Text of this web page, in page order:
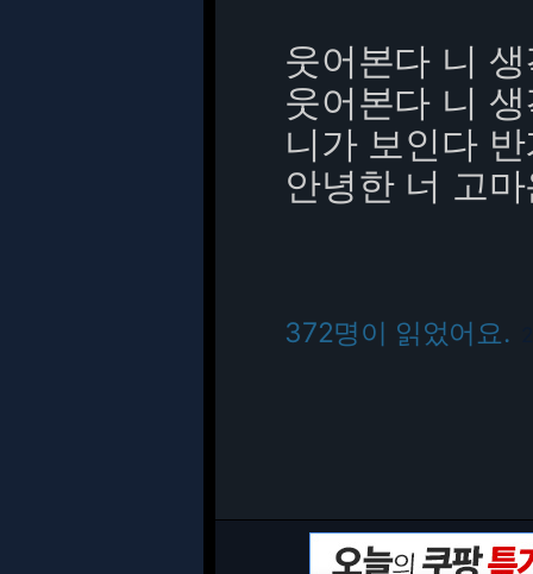
웃어본다 니
웃어본다 니
니가 보인다
안녕한 너 고
372명이 읽었어요.